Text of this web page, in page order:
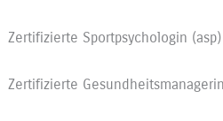
Zertifizierte Sportpsychologin (asp)
Zertifizierte